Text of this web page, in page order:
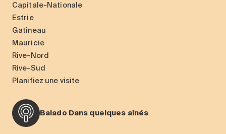
Capitale-Nationale
Estrie
Gatineau
Mauricie
Rive-Nord
Rive-Sud
Planifiez une visite
Balado Dans quelques aînés